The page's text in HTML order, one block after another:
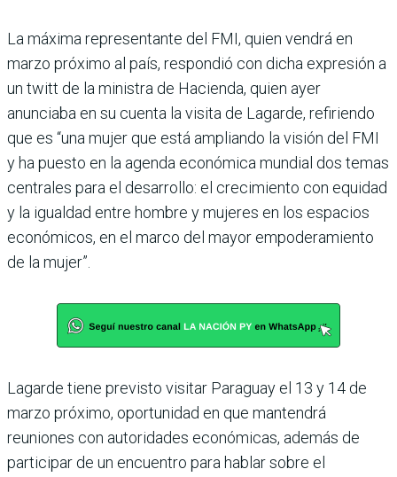
La máxima representante del FMI, quien vendrá en
marzo próximo al país, respondió con dicha expresión a
un twitt de la ministra de Hacienda, quien ayer
anunciaba en su cuenta la visita de Lagarde, refiriendo
que es “una mujer que está ampliando la visión del FMI
y ha puesto en la agenda económica mundial dos temas
centrales para el desarrollo: el crecimiento con equidad
y la igualdad entre hombre y mujeres en los espacios
económicos, en el marco del mayor empoderamiento
de la mujer”.
Lagarde tiene previsto visitar Paraguay el 13 y 14 de
marzo próximo, oportunidad en que mantendrá
reuniones con autoridades económicas, además de
participar de un encuentro para hablar sobre el